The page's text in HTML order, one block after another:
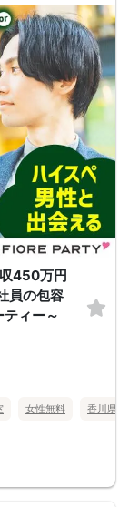
450万円
員の包容
ィー～
女性無料 香川県